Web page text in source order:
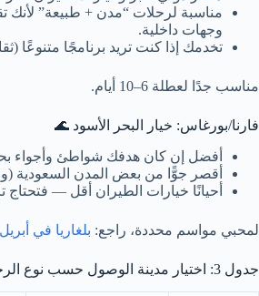
مناسبة لرحلات “مدن + طبيعة” لأنك
وجهات داخلية.
تخدمك إذا كنت تريد برنامجًا متنوعًا
مناسب جدًا لعطلة 6–10 أيام.
فارنا/بورغاس: خيار البحر الأسود 🌊
أفضل إن كان هدفك شواطئ وأجواء
أقصر جوًّا من بعض المدن السعودية
أحيانًا خيارات الطيران أقل — فتحتاج
لمحبي مواسم محددة، راجع: بلغاريا في
جدول 3: اختيار مدينة الوصول حسب نوع الرحلة